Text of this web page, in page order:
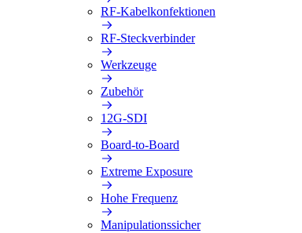
RF-Kabelkonfektionen
RF-Steckverbinder
Werkzeuge
Zubehör
12G-SDI
Board-to-Board
Extreme Exposure
Hohe Frequenz
Manipulationssicher